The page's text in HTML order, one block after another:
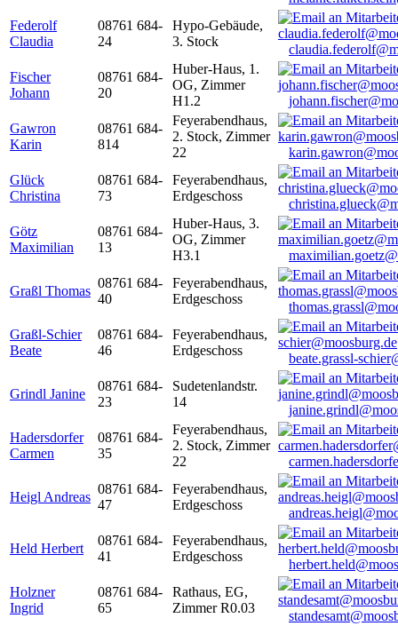
Federolf
Claudia
08761 684-
24
Hypo-Gebäude,
3. Stock
Fischer
Johann
08761 684-
20
Huber-Haus, 1.
OG, Zimmer
H1.2
Gawron
Karin
08761 684-
814
Feyerabendhaus,
2. Stock, Zimmer
22
Glück
Christina
08761 684-
73
Feyerabendhaus,
Erdgeschoss
Götz
Maximilian
08761 684-
13
Huber-Haus, 3.
OG, Zimmer
H3.1
Graßl Thomas
08761 684-
40
Feyerabendhaus,
Erdgeschoss
Graßl-Schier
Beate
08761 684-
46
Feyerabendhaus,
Erdgeschoss
beate.grassl-
Grindl Janine
08761 684-
23
Sudetenlandstr.
14
Hadersdorfer
Carmen
08761 684-
35
Feyerabendhaus,
2. Stock, Zimmer
22
Heigl Andreas
08761 684-
47
Feyerabendhaus,
Erdgeschoss
Held Herbert
08761 684-
41
Feyerabendhaus,
Erdgeschoss
Holzner
Ingrid
08761 684-
65
Rathaus, EG,
Zimmer R0.03